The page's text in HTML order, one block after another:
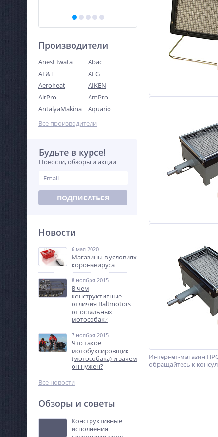
Производители
Anest Iwata
Abac
AE&T
AEG
Aeroheat
AIKEN
AirPro
AmPro
AntalyaMakina
Aquario
Все производители
Будьте в курсе!
Новости, обзоры и акции
ПОДПИСАТЬСЯ
Новости
6 мая 2020
Магазины в условиях
коронавируса
8 ноября 2015
В чем
конструктивные
отличия Baltmotors
от остальных
мотособак?
7 ноября 2015
Что такое
мотобуксировщик
(мотособака) и зачем
он нужен?
Все новости
Обзоры и советы
Конструктивные
исполнения
Интернет-магазин
обращайтесь к